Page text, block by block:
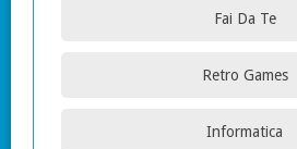
Fai Da Te
Retro Games
Informatica